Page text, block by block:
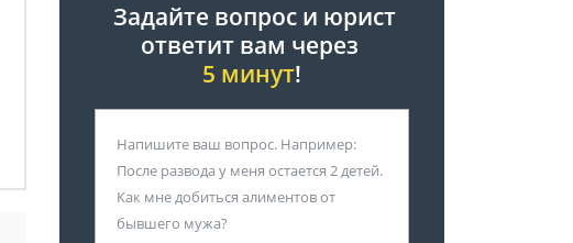
Задайте вопрос и юрист
ответит вам через
5 минут!